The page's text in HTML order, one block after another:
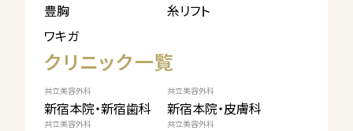
豊胸
糸リフト
ワキガ
クリニック一覧
共立美容外科
新宿本院・新宿歯科
共立美容外科
新宿本院・皮膚科
共立美容外科 共立美容外科